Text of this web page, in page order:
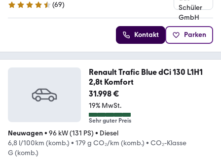
4.7 Sterne
(69)
Kontakt Parken
Renault Trafic Blue dCi 130 L1H1
2,8t Komfort
31.998 €
19% MwSt.
Sehr guter Preis
Neuwagen• 96 kW (131 PS) • Diesel
6,8 l/100km (komb.) • 179 g CO₂/km (komb.) • CO₂-Klasse
G (komb.)